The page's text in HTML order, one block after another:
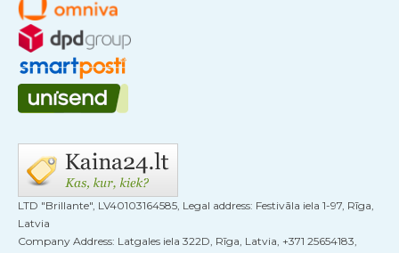
LTD "Brillante", LV40103164585, Legal address: Festivāla iela 1-97, Rīga,
Latvia
Company Address: Latgales iela 322D, Rīga, Latvia, +371 25654183,